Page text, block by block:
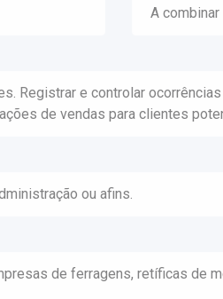
A combinar
Registrar e controlar
de vendas para clientes
ou afins.
de ferragens, retíficas de